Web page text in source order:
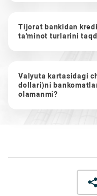
Tijorat bankidan
ta'minot turlarini
Valyuta kartasidagi
dollari)ni
olamanmi?